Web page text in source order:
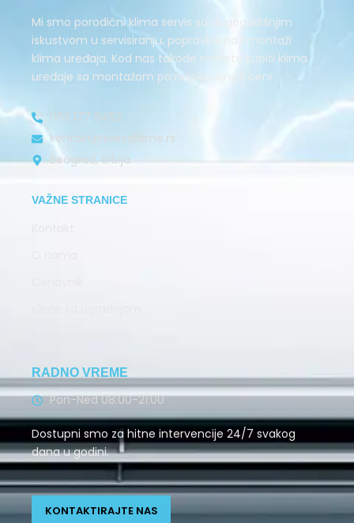
Mi smo porodični klima servis sa dugogodišnjim
iskustvom u servisiranju, popravkama i montaži
klima uređaja. Kod nas takođe možete kupiti klima
uređaje sa montažom po najpovoljnijoj ceni.
063 177 9452
kontakt@svezaklime.rs
Beograd, Srbija
VAŽNE STRANICE
RADNO VREME
Pon-Ned 08:00-21:00
Dostupni smo za hitne intervencije 24/7 svakog
dana u godini.
KONTAKTIRAJTE NAS